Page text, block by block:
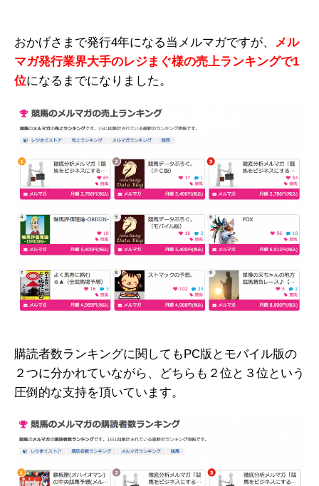
おかげさまで発行4年になる当メルマガですが、
メル
マガ発行業界大手のレジまぐ様の売上ランキングで1
位になるまでになりました。
購読者数ランキングに関してもPC版とモバイル版の
２つに分かれていながら、どちらも２位と３位という
圧倒的な支持を頂いています。